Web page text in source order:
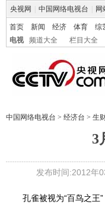
央视网 中国网络电视台 网
首页 新闻 经济 体育 综
电视
频道大全 栏目大全
中国网络电视台 > 经济台 > 生
3
发布时间:2012年
孔雀被视为“百鸟之王”